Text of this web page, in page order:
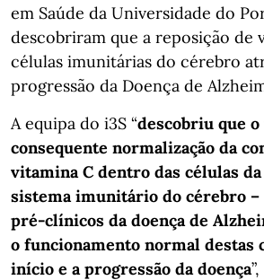
em Saúde da Universidade do
descobriram que a reposição de
células imunitárias do cérebro
progressão da Doença de
A equipa do i3S “descobriu que
consequente normalização da
vitamina C dentro das células
sistema imunitário do cérebro –
pré-clínicos da doença de
o funcionamento normal destas
início e a progressão da doença